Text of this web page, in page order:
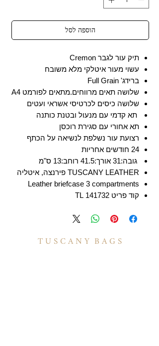
הוספה לסל
תיק עור לגבר Cremon
עשוי מעור איטלקי מלא משובח
ברידג' Full Grain
שלושה תאים מרווחים.מתאים לפורמט A4
שלושה כיסים לכרטיסי אשראי ועטים
תא קדמי עם מנעול ובטנת כותנה
תא אחורי עם סגירת רוכסן
רצועת עור נשלפת לנשיאה על הכתף
24 חודשים אחריות
גובה:31 אורך:41.5 רוחב:13 ס"מ
TUSCANY LEATHER פירנצה, איטליה
Leather briefcase 3 compartments
קוד פריט 141732 TL
T U S C A N Y B A G S